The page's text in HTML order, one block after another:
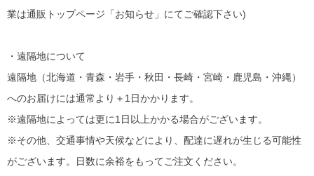
業は通販トップページ「お知らせ」にてご確認下さい)
・遠隔地について
遠隔地（北海道・青森・岩手・秋田・長崎・宮崎・鹿児島・沖縄）
へのお届けには通常より＋1日かかります。
※遠隔地によっては更に1日以上かかる場合がございます。
※その他、交通事情や天候などにより、配達に遅れが生じる可能性
がございます。日数に余裕をもってご注文ください。